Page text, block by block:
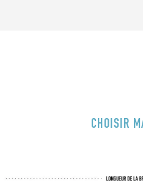
CHOISIR